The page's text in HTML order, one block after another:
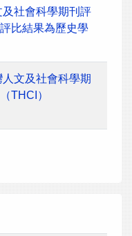
社會科學期刊評
比結果為歷史學
文及社會科學期
THCI）